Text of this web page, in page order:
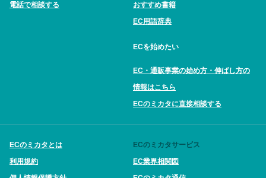
電話で相談する
おすすめ書籍
EC用語辞典
ECを始めたい
EC・通販事業の始め方・伸ばし方の
情報はこちら
ECのミカタに直接相談する
ECのミカタとは
利用規約
ECのミカタサービス
EC業界相関図